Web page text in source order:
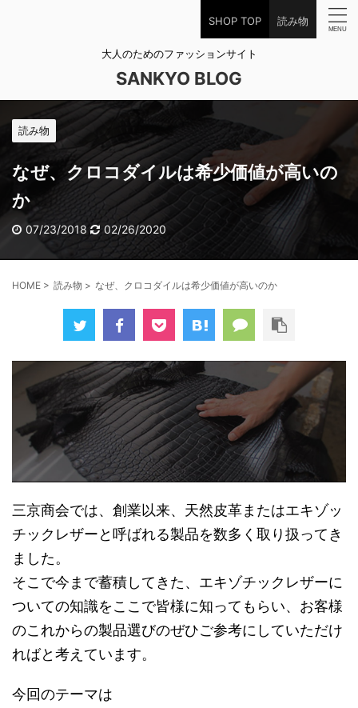
SHOP TOP 読み物
大人のためのファッションサイト
SANKYO BLOG
読み物
なぜ、クロコダイルは希少価値が高いの
か
07/23/2018 02/26/2020
HOME > 読み物 > なぜ、クロコダイルは希少価値が高いのか
三京商会では、創業以来、天然皮革またはエキゾッ
チックレザーと呼ばれる製品を数多く取り扱ってき
ました。
そこで今まで蓄積してきた、エキゾチックレザーに
ついての知識をここで皆様に知ってもらい、お客様
のこれからの製品選びのぜひご参考にしていただけ
ればと考えています。
今回のテーマは